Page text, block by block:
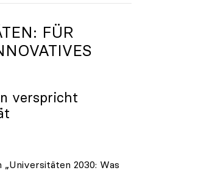
FÜR
verspricht
2030: Was